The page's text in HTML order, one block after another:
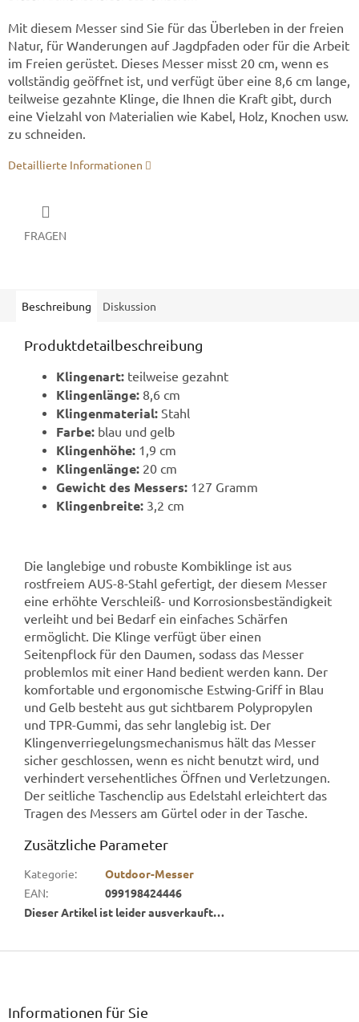
Mit diesem Messer sind Sie für das Überleben in der freien
Natur, für Wanderungen auf Jagdpfaden oder für die Arbeit
im Freien gerüstet. Dieses Messer misst 20 cm, wenn es
vollständig geöffnet ist, und verfügt über eine 8,6 cm lange,
teilweise gezahnte Klinge, die Ihnen die Kraft gibt, durch
eine Vielzahl von Materialien wie Kabel, Holz, Knochen usw.
zu schneiden.
Detaillierte Informationen
FRAGEN
Beschreibung Diskussion
Produktdetailbeschreibung
Klingenart: teilweise gezahnt
Klingenlänge: 8,6 cm
Klingenmaterial: Stahl
Farbe: blau und gelb
Klingenhöhe: 1,9 cm
Klingenlänge: 20 cm
Gewicht des Messers: 127 Gramm
Klingenbreite: 3,2 cm
Die langlebige und robuste Kombiklinge ist aus
rostfreiem AUS-8-Stahl gefertigt, der diesem Messer
eine erhöhte Verschleiß- und Korrosionsbeständigkeit
verleiht und bei Bedarf ein einfaches Schärfen
ermöglicht. Die Klinge verfügt über einen
Seitenpflock für den Daumen, sodass das Messer
problemlos mit einer Hand bedient werden kann. Der
komfortable und ergonomische Estwing-Griff in Blau
und Gelb besteht aus gut sichtbarem Polypropylen
und TPR-Gummi, das sehr langlebig ist. Der
Klingenverriegelungsmechanismus hält das Messer
sicher geschlossen, wenn es nicht benutzt wird, und
verhindert versehentliches Öffnen und Verletzungen.
Der seitliche Taschenclip aus Edelstahl erleichtert das
Tragen des Messers am Gürtel oder in der Tasche.
Zusätzliche Parameter
Kategorie:
Outdoor-Messer
EAN:
099198424446
Dieser Artikel ist leider ausverkauft…
F
Informationen für Sie